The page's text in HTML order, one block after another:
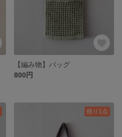
【編み物】バッグ
800円
残り1点